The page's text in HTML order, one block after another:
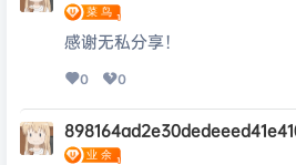
感谢无私分享！
0 0